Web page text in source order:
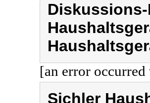
[an error
Sichler